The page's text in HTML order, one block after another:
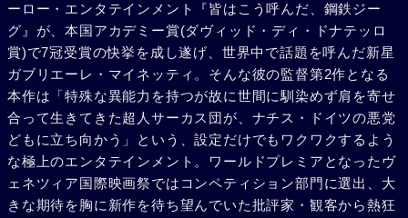
ーロー・エンタテインメント『皆はこう呼んだ、鋼鉄ジー
グ』が、本国アカデミー賞(ダヴィッド・ディ・ドナテッロ
賞)で7冠受賞の快挙を成し遂げ、世界中で話題を呼んだ新星
ガブリエーレ・マイネッティ。そんな彼の監督第2作となる
本作は「特殊な異能力を持つが故に世間に馴染めず肩を寄せ
合って生きてきた超人サーカス団が、ナチス・ドイツの悪党
どもに立ち向かう」という、設定だけでもワクワクするよう
な極上のエンタテインメント。ワールドプレミアとなったヴ
ェネツィア国際映画祭ではコンペティション部門に選出、大
きな期待を胸に新作を待ち望んでいた批評家・観客から熱狂